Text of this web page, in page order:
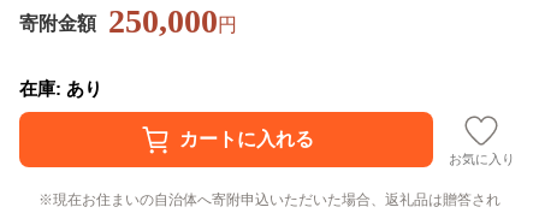
寄附金額 250,000円
在庫: あり
お気に入り
現在お住まいの自治体へ寄附申込いただいた場合、返礼品は贈答され